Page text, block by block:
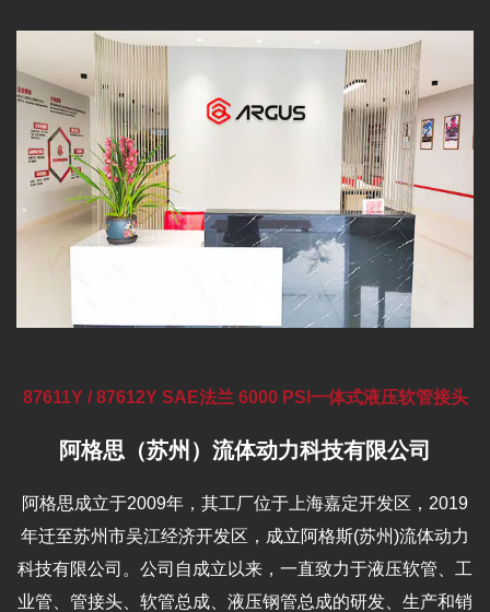
87611Y / 87612Y SAE法兰 6000 PSI一体式液压软管接头
阿格思（苏州）流体动力科技有限公司
阿格思成立于2009年，其工厂位于上海嘉定开发区，2019
年迁至苏州市吴江经济开发区，成立阿格斯(苏州)流体动力
科技有限公司。公司自成立以来，一直致力于液压软管、工
业管、管接头、软管总成、液压钢管总成的研发、生产和销